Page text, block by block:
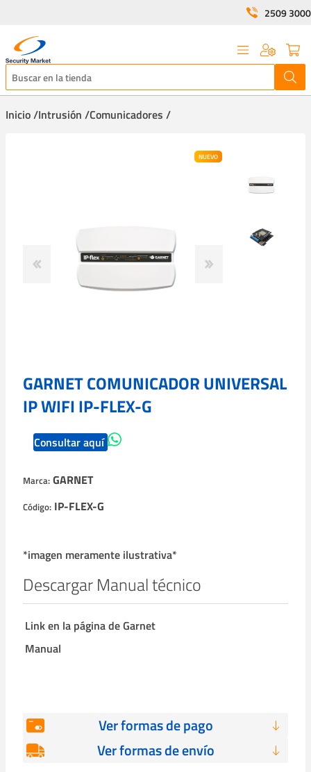
2509 3000
Inicio /Intrusión /Comunicadores /
NUEVO
GARNET COMUNICADOR UNIVERSAL
IP WIFI IP-FLEX-G
Consultar aquí
Marca: GARNET
Código: IP-FLEX-G
*imagen meramente ilustrativa*
Descargar Manual técnico
Link en la página de Garnet
Manual
Ver formas de pago
Ver formas de envío